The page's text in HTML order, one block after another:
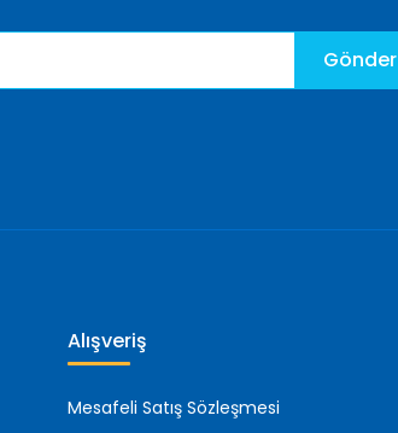
Gönder
Alışveriş
Mesafeli Satış Sözleşmesi